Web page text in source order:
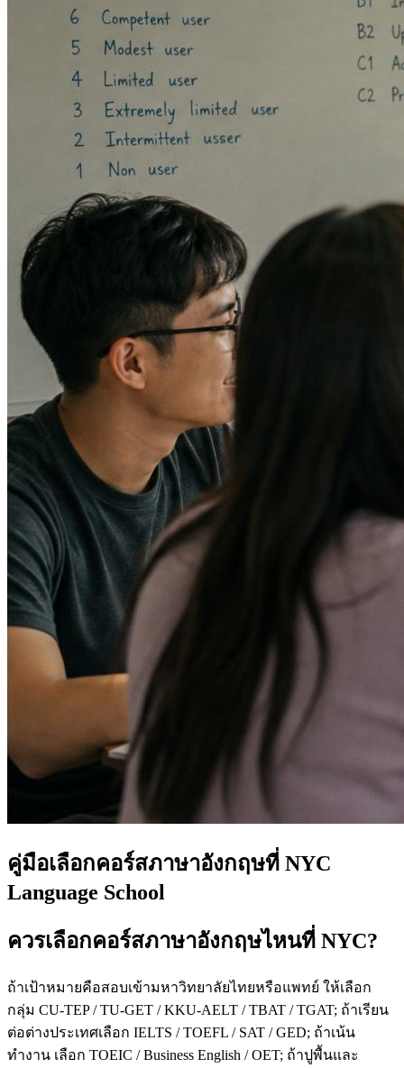
คู่มือเลือกคอร์สภาษาอังกฤษที่ NYC
Language School
ควรเลือกคอร์สภาษาอังกฤษไหนที่ NYC?
ถ้าเป้าหมายคือสอบเข้ามหาวิทยาลัยไทยหรือแพทย์ ให้เลือก
กลุ่ม CU-TEP / TU-GET / KKU-AELT / TBAT / TGAT; ถ้าเรียน
ต่อต่างประเทศเลือก IELTS / TOEFL / SAT / GED; ถ้าเน้น
ทำงาน เลือก TOEIC / Business English / OET; ถ้าปูพื้นและ